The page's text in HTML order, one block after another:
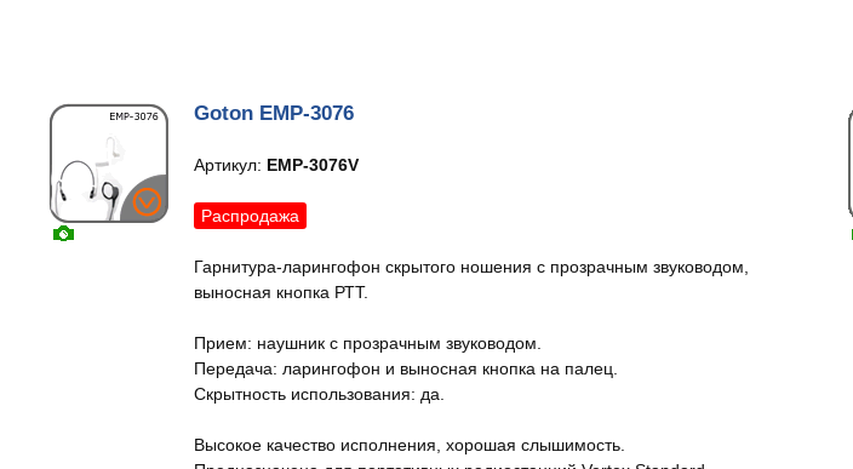
Goton EMP-3076
Артикул: EMP-3076V
Распродажа
Гарнитура-ларингофон скрытого ношения с прозрачным звуководом,
выносная кнопка РТТ.
Прием: наушник с прозрачным звуководом.
Передача: ларингофон и выносная кнопка на палец.
Скрытность использования: да.
Высокое качество исполнения, хорошая слышимость.